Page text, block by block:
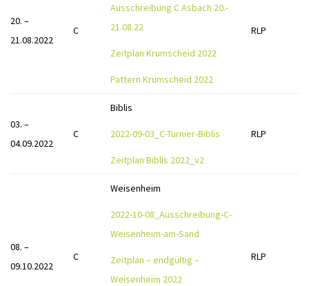
20. –
21.08.2022
C
Ausschreibung C Asbach 20.-
21.08.22
Zeitplan Krumscheid 2022
Pattern Krumscheid 2022
RLP
03. –
04.09.2022
C
Biblis
2022-09-03_C-Turnier-Biblis
Zeitplan Biblis 2022_v2
RLP
08. –
09.10.2022
C
Weisenheim
2022-10-08_Ausschreibung-C-
Weisenheim-am-Sand
Zeitplan – endgültig –
Weisenheim 2022
RLP